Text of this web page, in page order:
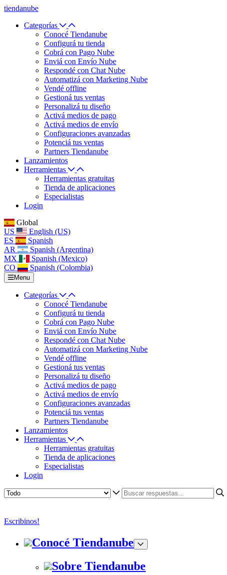
tiendanube
Categorías
Conocé Tiendanube
Configurá tu tienda
Cobrá con Pago Nube
Enviá con Envío Nube
Respondé con Chat Nube
Automatizá con Marketing Nube
Vendé offline
Gestioná tus ventas
Personalizá tu diseño
Activá medios de pago
Activá medios de envío
Configuraciones avanzadas
Potenciá tus ventas
Partners Tiendanube
Lanzamientos
Herramientas
Herramientas gratuitas
Tienda de aplicaciones
Especialistas
Login
Global
US
English (US)
ES
Spanish
AR
Spanish (Argentina)
MX
Spanish (Mexico)
CO
Spanish (Colombia)
Menu
Categorías
Conocé Tiendanube
Configurá tu tienda
Cobrá con Pago Nube
Enviá con Envío Nube
Respondé con Chat Nube
Automatizá con Marketing Nube
Vendé offline
Gestioná tus ventas
Personalizá tu diseño
Activá medios de pago
Activá medios de envío
Configuraciones avanzadas
Potenciá tus ventas
Partners Tiendanube
Lanzamientos
Herramientas
Herramientas gratuitas
Tienda de aplicaciones
Especialistas
Login
Escribinos!
Conocé Tiendanube
Sobre Tiendanube